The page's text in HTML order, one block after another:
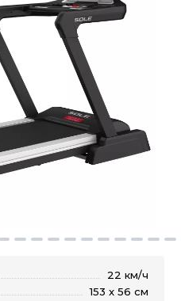
22 км/ч
153 x 56 см